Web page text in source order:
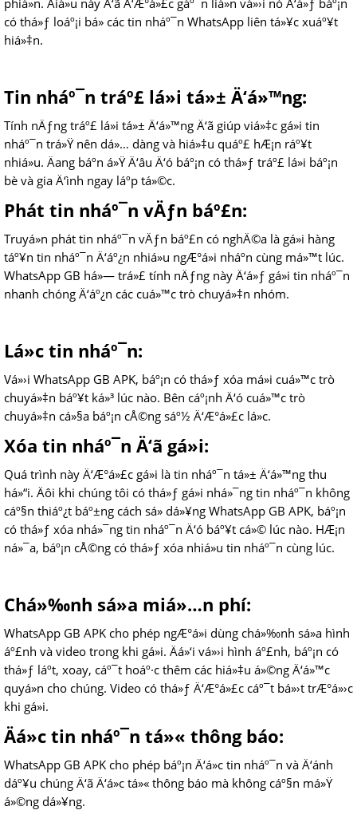
phiá»n. Äiá»u này Ä‘ã Ä‘Æ°á»£c gáº¯n liá»n vá»›i nó Ä‘á»ƒ báº¡n
có thá»ƒ loáº¡i bá» các tin nháº¯n WhatsApp liên tá»¥c xuáº¥t
hiá»‡n.
Tin nháº¯n tráº£ lá»i tá»± Ä‘á»™ng:
Tính nÄƒng tráº£ lá»i tá»± Ä‘á»™ng Ä‘ã giúp viá»‡c gá»­i tin
nháº¯n trá»Ÿ nên dá»… dàng và hiá»‡u quáº£ hÆ¡n ráº¥t
nhiá»u. Äang báº­n á»Ÿ Ä‘âu Ä‘ó báº¡n có thá»ƒ tráº£ lá»i báº¡n
bè và gia Ä‘ình ngay láº­p tá»©c.
Phát tin nháº¯n vÄƒn báº£n:
Truyá»n phát tin nháº¯n vÄƒn báº£n có nghÄ©a là gá»­i hàng
táº¥n tin nháº¯n Ä‘áº¿n nhiá»u ngÆ°á»i nháº­n cùng má»™t lúc.
WhatsApp GB há»— trá»£ tính nÄƒng này Ä‘á»ƒ gá»­i tin nháº¯n
nhanh chóng Ä‘áº¿n các cuá»™c trò chuyá»‡n nhóm.
Lá»c tin nháº¯n:
Vá»›i WhatsApp GB APK, báº¡n có thá»ƒ xóa má»i cuá»™c trò
chuyá»‡n báº¥t ká»³ lúc nào. Bên cáº¡nh Ä‘ó cuá»™c trò
chuyá»‡n cá»§a báº¡n cÅ©ng sáº½ Ä‘Æ°á»£c lá»c.
Xóa tin nháº¯n Ä‘ã gá»­i:
Quá trình này Ä‘Æ°á»£c gá»i là tin nháº¯n tá»± Ä‘á»™ng thu
há»“i. Äôi khi chúng tôi có thá»ƒ gá»­i nhá»¯ng tin nháº¯n không
cáº§n thiáº¿t báº±ng cách sá»­ dá»¥ng WhatsApp GB APK, báº¡n
có thá»ƒ xóa nhá»¯ng tin nháº¯n Ä‘ó báº¥t cá»© lúc nào. HÆ¡n
ná»¯a, báº¡n cÅ©ng có thá»ƒ xóa nhiá»u tin nháº¯n cùng lúc.
Chá»‰nh sá»­a miá»…n phí:
WhatsApp GB APK cho phép ngÆ°á»i dùng chá»‰nh sá»­a hình
áº£nh và video trong khi gá»­i. Äá»‘i vá»›i hình áº£nh, báº¡n có
thá»ƒ láº­t, xoay, cáº¯t hoáº·c thêm các hiá»‡u á»©ng Ä‘á»™c
quyá»n cho chúng. Video có thá»ƒ Ä‘Æ°á»£c cáº¯t bá»›t trÆ°á»›c
khi gá»­i.
Äá»c tin nháº¯n tá»« thông báo:
WhatsApp GB APK cho phép báº¡n Ä‘á»c tin nháº¯n và Ä‘ánh
dáº¥u chúng Ä‘ã Ä‘á»c tá»« thông báo mà không cáº§n má»Ÿ
á»©ng dá»¥ng.